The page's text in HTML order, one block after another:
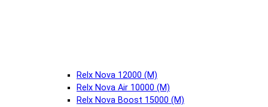
Relx Nova 12000 (М)
Relx Nova Air 10000 (М)
Relx Nova Boost 15000 (М)